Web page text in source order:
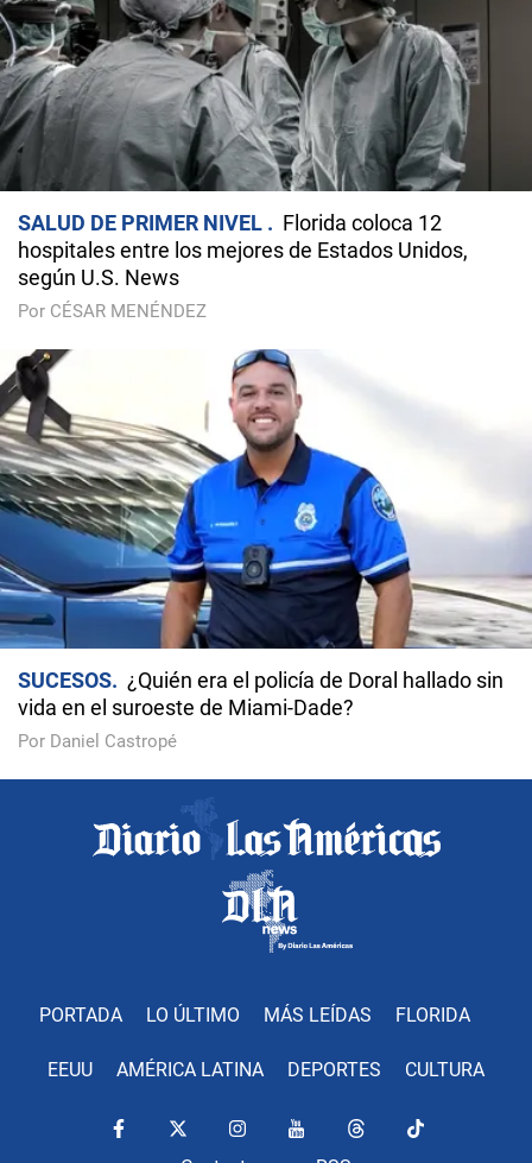
SALUD DE PRIMER NIVEL
Florida coloca 12
hospitales entre los mejores de Estados Unidos,
según U.S. News
Por CÉSAR MENÉNDEZ
SUCESOS
¿Quién era el policía de Doral hallado sin
vida en el suroeste de Miami-Dade?
Por Daniel Castropé
PORTADA LO ÚLTIMO MÁS LEÍDAS FLORIDA
EEUU AMÉRICA LATINA DEPORTES CULTURA